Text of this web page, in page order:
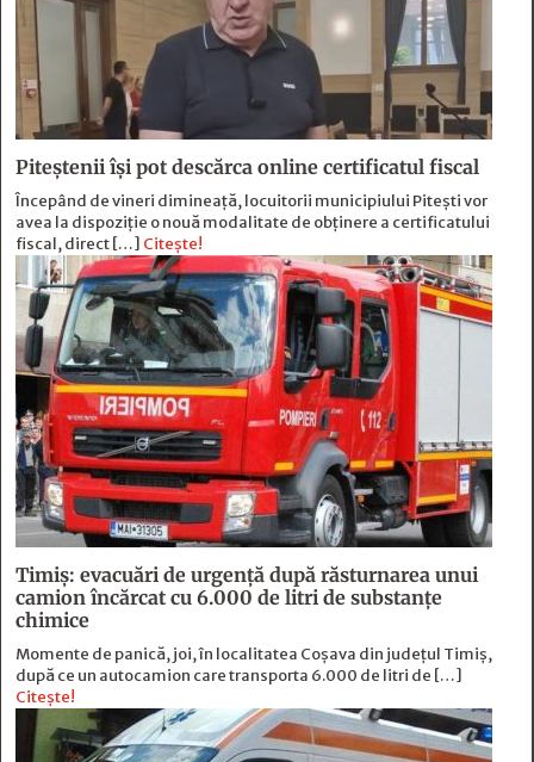
Piteștenii își pot descărca online certificatul fiscal
Începând de vineri dimineață, locuitorii municipiului Pitești vor
avea la dispoziție o nouă modalitate de obținere a certificatului
fiscal, direct […] Citește!
Timiș: evacuări de urgență după răsturnarea unui
camion încărcat cu 6.000 de litri de substanțe
chimice
Momente de panică, joi, în localitatea Coșava din județul Timiș,
după ce un autocamion care transporta 6.000 de litri de […]
Citește!